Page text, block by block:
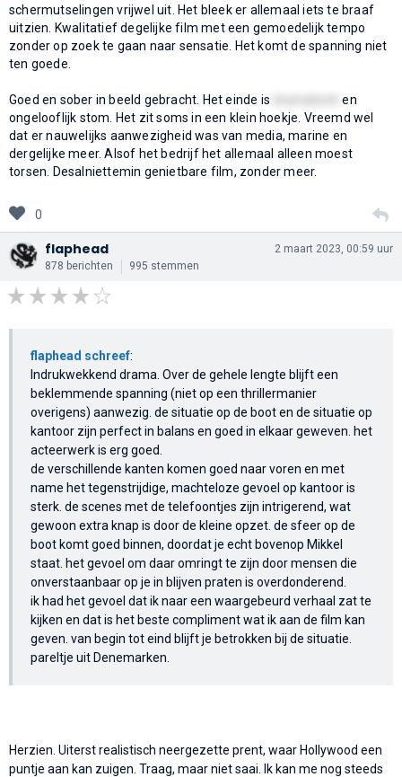
schermutselingen vrijwel uit. Het bleek er allemaal iets te braaf
uitzien. Kwalitatief degelijke film met een gemoedelijk tempo
zonder op zoek te gaan naar sensatie. Het komt de spanning niet
ten goede.
Goed en sober in beeld gebracht. Het einde is dramatischen
ongelooflijk stom. Het zit soms in een klein hoekje. Vreemd wel
dat er nauwelijks aanwezigheid was van media, marine en
dergelijke meer. Alsof het bedrijf het allemaal alleen moest
torsen. Desalniettemin genietbare film, zonder meer.
0
flaphead
878 berichten 995 stemmen
2 maart 2023, 00:59 uur
flaphead schreef:
Indrukwekkend drama. Over de gehele lengte blijft een
beklemmende spanning (niet op een thrillermanier
overigens) aanwezig. de situatie op de boot en de situatie op
kantoor zijn perfect in balans en goed in elkaar geweven. het
acteerwerk is erg goed.
de verschillende kanten komen goed naar voren en met
name het tegenstrijdige, machteloze gevoel op kantoor is
sterk. de scenes met de telefoontjes zijn intrigerend, wat
gewoon extra knap is door de kleine opzet. de sfeer op de
boot komt goed binnen, doordat je echt bovenop Mikkel
staat. het gevoel om daar omringt te zijn door mensen die
onverstaanbaar op je in blijven praten is overdonderend.
ik had het gevoel dat ik naar een waargebeurd verhaal zat te
kijken en dat is het beste compliment wat ik aan de film kan
geven. van begin tot eind blijft je betrokken bij de situatie.
pareltje uit Denemarken.
Herzien. Uiterst realistisch neergezette prent, waar Hollywood een
puntje aan kan zuigen. Traag, maar niet saai. Ik kan me nog steeds